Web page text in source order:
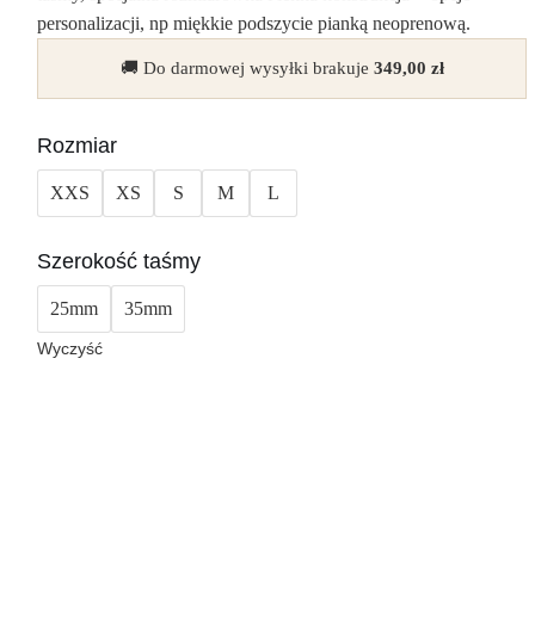
personalizacji, np miękkie podszycie pianką neoprenową.
🚚 Do darmowej wysyłki brakuje 349,00 zł
Rozmiar
XXS XS S M L
Szerokość taśmy
25mm 35mm
Wyczyść